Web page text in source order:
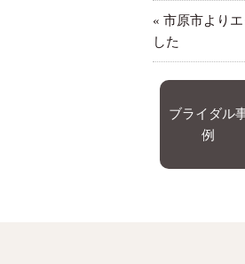
« 市原市より
した
ブライダル
例